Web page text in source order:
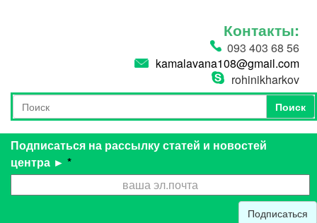
Контакты:
093 403 68 56
kamalavana108@gmail.com
rohinikharkov
Форма поиска
Поиск
Поиск
Подписаться на рассылку статей и новостей
центра ► *
Подписаться